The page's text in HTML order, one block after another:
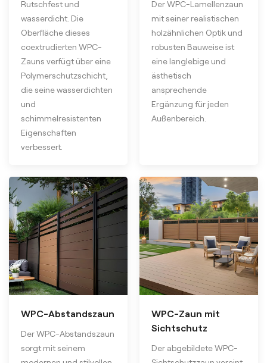
Rutschfest und
wasserdicht. Die
Oberfläche dieses
coextrudierten WPC-
Zauns verfügt über eine
Polymerschutzschicht,
die seine wasserdichten
und
schimmelresistenten
Eigenschaften
verbessert.
Der WPC-Lamellenzaun
mit seiner realistischen
holzähnlichen Optik und
robusten Bauweise ist
eine langlebige und
ästhetisch
ansprechende
Ergänzung für jeden
Außenbereich.
WPC-Abstandszaun
Der WPC-Abstandszaun
sorgt mit seinem
WPC-Zaun mit
Sichtschutz
Der abgebildete WPC-